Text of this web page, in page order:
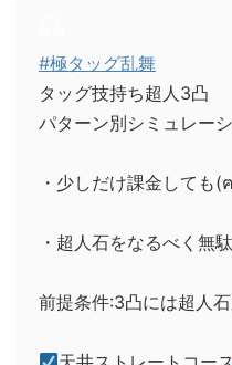
#極タッグ乱舞
タッグ技持ち超人3凸
パターン別シミュレー
・少しだけ課金しても
・超人石をなるべく無
前提条件:3凸には超人